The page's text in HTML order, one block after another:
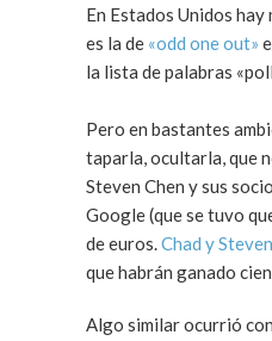
En Estados Unidos
es la de «odd one out»
la lista de palabras
Pero en bastantes
taparla, ocultarla, que
Steven Chen y sus
Google (que se tuvo
de euros.Chad y
que habrán ganado
Algo similar ocurrió